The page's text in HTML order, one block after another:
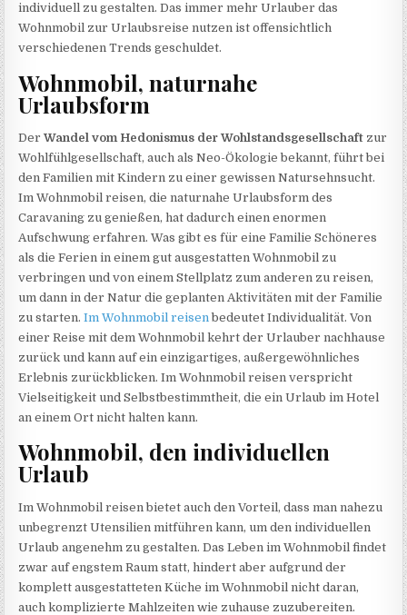
individuell zu gestalten. Das immer mehr Urlauber das
Wohnmobil zur Urlaubsreise nutzen ist offensichtlich
verschiedenen Trends geschuldet.
Wohnmobil, naturnahe
Urlaubsform
DerWandel vom Hedonismus der Wohlstandsgesellschaft zur
Wohlfühlgesellschaft, auch als Neo-Ökologie bekannt, führt bei
den Familien mit Kindern zu einer gewissen Natursehnsucht.
Im Wohnmobil reisen, die naturnahe Urlaubsform des
Caravaning zu genießen, hat dadurch einen enormen
Aufschwung erfahren. Was gibt es für eine Familie Schöneres
als die Ferien in einem gut ausgestatten Wohnmobil zu
verbringen und von einem Stellplatz zum anderen zu reisen,
um dann in der Natur die geplanten Aktivitäten mit der Familie
zu starten.Im Wohnmobil reisenbedeutet Individualität. Von
einer Reise mit dem Wohnmobil kehrt der Urlauber nachhause
zurück und kann auf ein einzigartiges, außergewöhnliches
Erlebnis zurückblicken. Im Wohnmobil reisen verspricht
Vielseitigkeit und Selbstbestimmtheit, die ein Urlaub im Hotel
an einem Ort nicht halten kann.
Wohnmobil, den individuellen
Urlaub
Im Wohnmobil reisen bietet auch den Vorteil, dass man nahezu
unbegrenzt Utensilien mitführen kann, um den individuellen
Urlaub angenehm zu gestalten. Das Leben im Wohnmobil findet
zwar auf engstem Raum statt, hindert aber aufgrund der
komplett ausgestatteten Küche im Wohnmobil nicht daran,
auch komplizierte Mahlzeiten wie zuhause zuzubereiten.